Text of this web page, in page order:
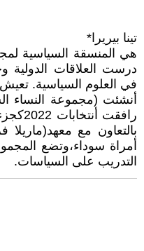
تينا بيريرا*
هي المنسقة السياسية
درست العلاقات الدولية
في العلوم السياسية.
رافقت
أمراة سوداء،وتضع
التدريب على السياسات.